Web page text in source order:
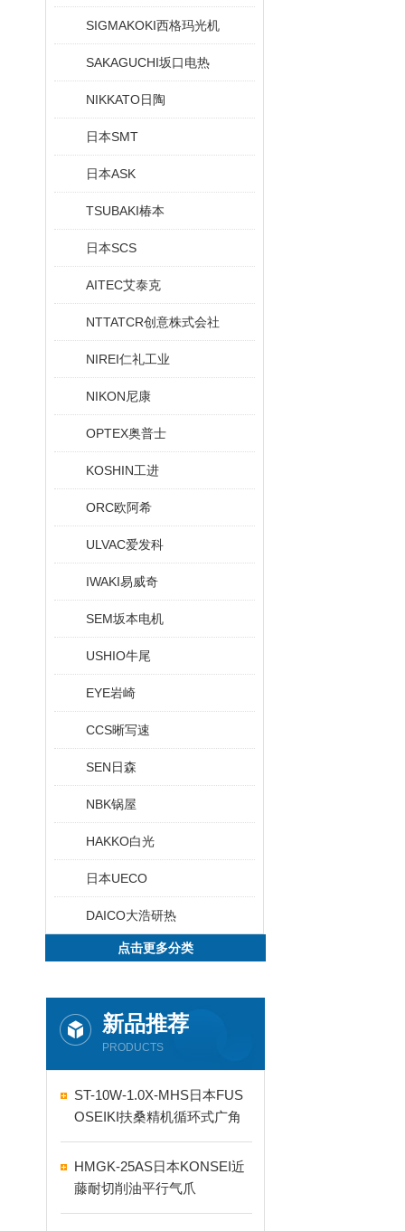
SIGMAKOKI西格玛光机
SAKAGUCHI坂口电热
NIKKATO日陶
日本SMT
日本ASK
TSUBAKI椿本
日本SCS
AITEC艾泰克
NTTATCR创意株式会社
NIREI仁礼工业
NIKON尼康
OPTEX奥普士
KOSHIN工进
ORC欧阿希
ULVAC爱发科
IWAKI易威奇
SEM坂本电机
USHIO牛尾
EYE岩崎
CCS晰写速
SEN日森
NBK锅屋
HAKKO白光
日本UECO
DAICO大浩研热
点击更多分类
新品推荐
PRODUCTS
ST-10W-1.0X-MHS日本FUS
OSEIKI扶桑精机循环式广角
自动喷嘴
HMGK-25AS日本KONSEI近
藤耐切削油平行气爪